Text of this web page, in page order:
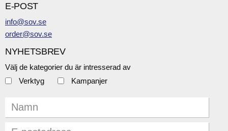
E-POST
info@sov.se
order@sov.se
NYHETSBREV
Välj de kategorier du är intresserad av
Verktyg
Kampanjer